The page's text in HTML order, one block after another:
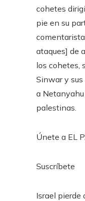
cohetes
pie en su
ataques] de
los cohetes,
Sinwar y
a
palestinas.
Únete a EL
Suscríbete
Israel pierde